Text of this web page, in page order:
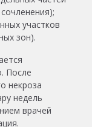
участков
зон).
После
некроза
недель
врачей